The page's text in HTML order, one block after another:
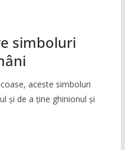
simboluri
aceste simboluri
și de a ține ghinionul și